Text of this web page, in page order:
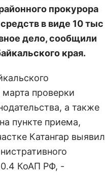
прокурора
в виде 10 тыс
дело, сообщили
края.
проверки
а также
пункте приема,
Катангар выявил
КоАП РФ, -